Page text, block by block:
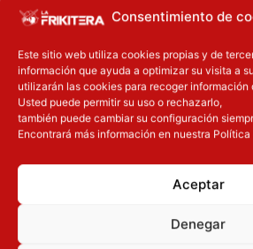
Consentimiento de
Este sitio web utiliza cookies propias y de
información que ayuda a optimizar su visita a
utilizarán las cookies para recoger información
Usted puede permitir su uso o rechazarlo,
también puede cambiar su configuración
Encontrará más información en nuestra
Aceptar
Denegar
Dimensiones 26cm
OTROS
El precio original era: 29.90€.
El precio actual es: 22.42€.